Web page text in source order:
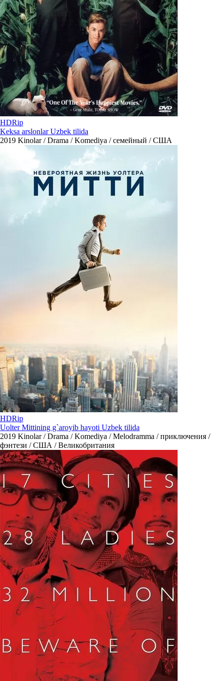
HDRip
Keksa arslonlar Uzbek tilida
2019 Kinolar / Drama / Komediya / семейный / США
HDRip
Uolter Mittining g`aroyib hayoti Uzbek tilida
2019 Kinolar / Drama / Komediya / Melodramma / приключения /
фэнтези / США / Великобритания